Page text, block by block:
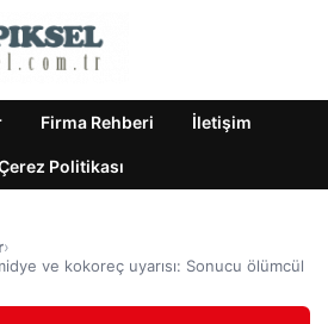
Firma Rehberi İletişim
Politikası
›
ve kokoreç uyarısı: Sonucu ölümcül